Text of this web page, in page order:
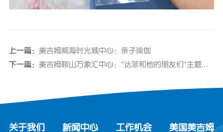
上一篇： 美吉姆威海时光城中心：亲子瑜伽
下一篇：
美吉姆鞍山万象汇中心：“达菲和他的朋友们”主题生日趴精彩回顾
关于我们 新闻中心 工作机会 美国美吉姆